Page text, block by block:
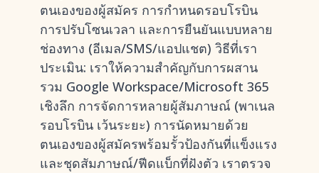
ตนเองของผู้สมัคร การกำหนดรอบโรบิน
การปรับโซนเวลา และการยืนยันแบบหลาย
ช่องทาง (อีเมล/SMS/แอปแชต) วิธีที่เรา
ประเมิน: เราให้ความสำคัญกับการผสาน
รวม Google Workspace/Microsoft 365
เชิงลึก การจัดการหลายผู้สัมภาษณ์ (พาเนล
รอบโรบิน เว้นระยะ) การนัดหมายด้วย
ตนเองของผู้สมัครพร้อมรั้วป้องกันที่แข็งแรง
และชุดสัมภาษณ์/ฟีดแบ็กที่ฝังตัว เราตรวจ